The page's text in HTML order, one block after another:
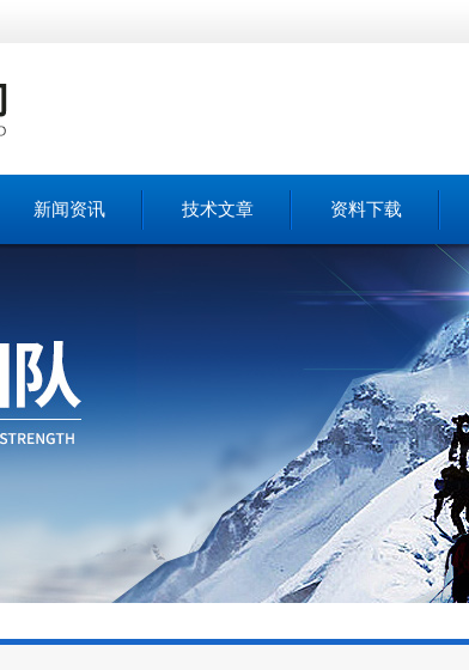
新闻资讯 技术文章 资料下载